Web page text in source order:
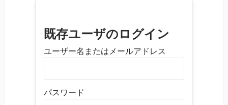
既存ユーザのログイン
ユーザー名またはメールアドレス
パスワード